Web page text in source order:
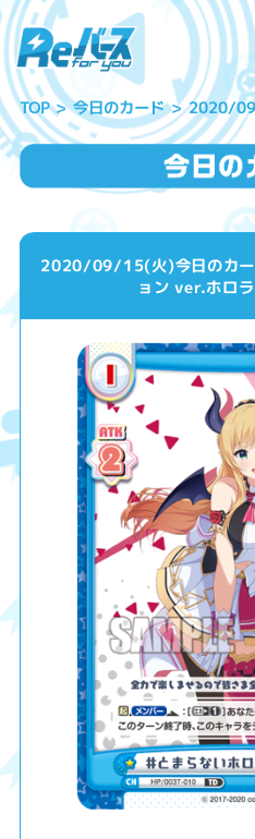
TOP 今日のカード 2020/
2020/09/15(火)今日のカー
ョン ver.ホロラ